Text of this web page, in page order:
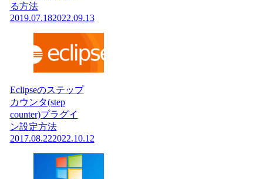
る方法
2019.07.182022.09.13
Eclipseのステップ
カウンタ(step
counter)プラグイ
ン設定方法
2017.08.222022.10.12